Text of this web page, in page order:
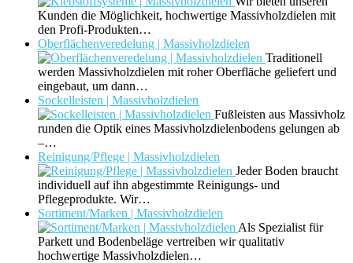
Kunden die Möglichkeit, hochwertige Massivholzdielen mit
den Profi-Produkten…
Oberflächenveredelung | Massivholzdielen
Traditionell
werden Massivholzdielen mit roher Oberfläche geliefert und
eingebaut, um dann…
Sockelleisten | Massivholzdielen
Fußleisten aus Massivholz
runden die Optik eines Massivholzdielenbodens gelungen ab
–…
Reinigung/Pflege | Massivholzdielen
Jeder Boden braucht
individuell auf ihn abgestimmte Reinigungs- und
Pflegeprodukte. Wir…
Sortiment/Marken | Massivholzdielen
Als Spezialist für
Parkett und Bodenbeläge vertreiben wir qualitativ
hochwertige Massivholzdielen…